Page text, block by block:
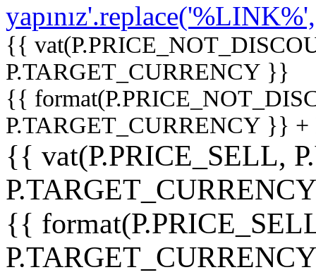
{{
P.TARGET_CURRENCY }}
{{
P.TARGET_CURRENCY }}
{{ vat(P.PRICE_SELL,
{{